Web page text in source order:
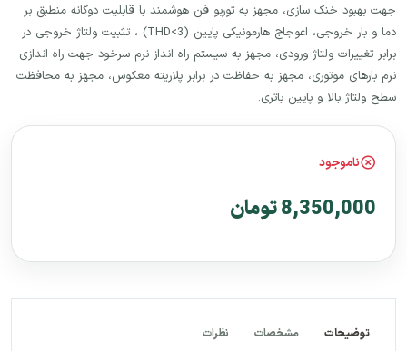
جهت بهبود خنک سازی، مجهز به توربو فن هوشمند با قابلیت دوگانه منطبق بر
دما و بار خروجی، اعوجاج هارمونیکی پایین (THD<3) ، تثبیت ولتاژ خروجی در
برابر تغییرات ولتاژ ورودی، مجهز به سیستم راه انداز نرم سرخود جهت راه اندازی
نرم بارهای موتوری، مجهز به حفاظت در برابر پلاریته معکوس، مجهز به محافظت
سطح ولتاژ بالا و پایین باتری.
ناموجود
8,350,000 تومان
توضیحات مشخصات نظرات